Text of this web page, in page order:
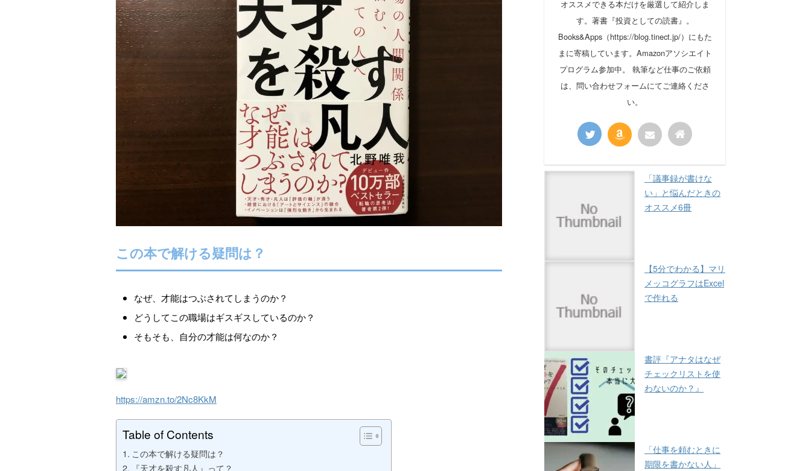
この本で解ける疑問は？
なぜ、才能はつぶされてしまうのか？
どうしてこの職場はギスギスしているのか？
そもそも、自分の才能は何なのか？
https://amzn.to/2Nc8KkM
Table of Contents
この本で解ける疑問は？
『天才を殺す凡人』って？
オススメできる本だけを厳選して紹介しま
す。著書『投資としての読書』。
Books&Apps（https://blog.tinect.jp/）にもた
まに寄稿しています。Amazonアソシエイト
プログラム参加中。 執筆など仕事のご依頼
は、問い合わせフォームにてご連絡くださ
い。
「議事録が書けな
い」と悩んだときの
オススメ6冊
【5分でわかる】マリ
メッコグラフはExcel
で作れる
書評『アナタはなぜ
チェックリストを使
わないのか？』
「仕事を頼むときに
期限を書かない人」